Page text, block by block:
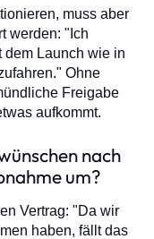
muss aber
werden: "Ich
dem Launch wie in
Ohne
Freigabe
aufkommt.
nach
um?
Vertrag: "Da wir
haben, fällt das